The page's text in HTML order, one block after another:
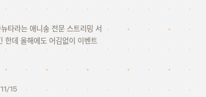
타라는 애니송 전문 스트리밍 서
한데 올해에도 어김없이 이벤트
15